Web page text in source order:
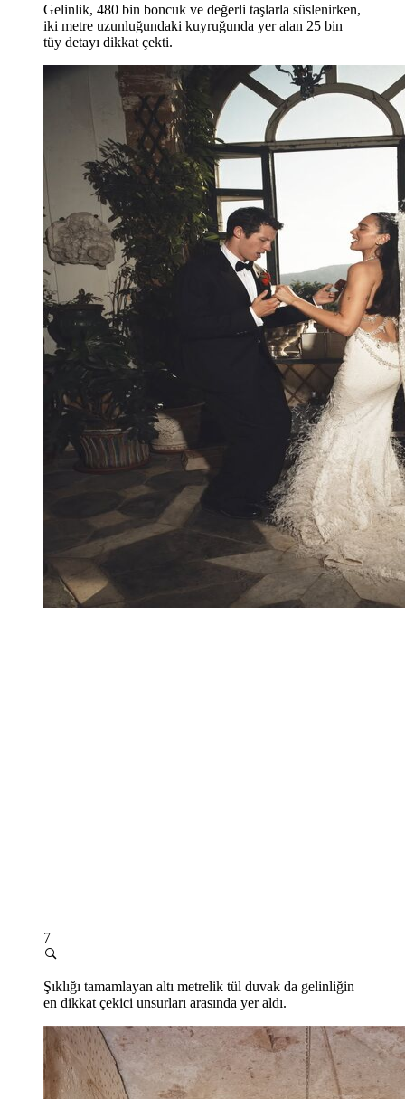
Gelinlik, 480 bin boncuk ve değerli taşlarla süslenirken,
iki metre uzunluğundaki kuyruğunda yer alan 25 bin
tüy detayı dikkat çekti.
7
Şıklığı tamamlayan altı metrelik tül duvak da gelinliğin
en dikkat çekici unsurları arasında yer aldı.